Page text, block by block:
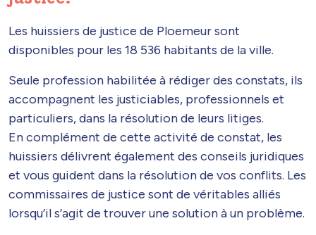
Les huissiers de justice de Ploemeur sont
disponibles pour les 18 536 habitants de la ville.
Seule profession habilitée à rédiger des constats, ils
accompagnent les justiciables, professionnels et
particuliers, dans la résolution de leurs litiges.
En complément de cette activité de constat, les
huissiers délivrent également des conseils juridiques
et vous guident dans la résolution de vos conflits. Les
commissaires de justice sont de véritables alliés
lorsqu’il s’agit de trouver une solution à un problème.